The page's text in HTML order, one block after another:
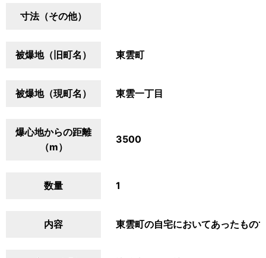
寸法（その他）
被爆地（旧町名） 東雲町
被爆地（現町名） 東雲一丁目
爆心地からの距離
（m）
3500
数量 1
内容 東雲町の自宅においてあったもの